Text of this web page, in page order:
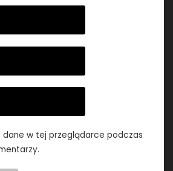
dane w tej przeglądarce podczas